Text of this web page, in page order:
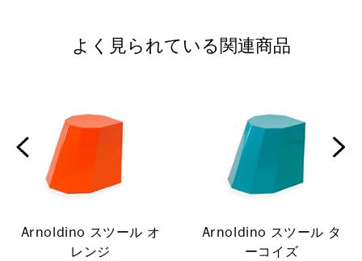
よく見られている関連商品
Arnoldino スツール オ
レンジ
Arnoldino スツール タ
ーコイズ